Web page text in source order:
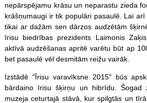
nepārspējamu krāsu un neparastu zieda
krāšņumaugi ir tik populāri pasaulē. Lai
tikai ar dažām sen dārzos audzētām
īrisu biedrības prezidents Laimonis
aktīvā audzēšanas apritē varētu būt ap
bet pasaulē vēl desmitām reižu vairāk.
Izstādē "Īrisu varavīksne 2015" būs
bārdaino īrisu šķirņu un hibrīdu. Šogad
muzeja ceturtajā stāvā, kur spilgtās un